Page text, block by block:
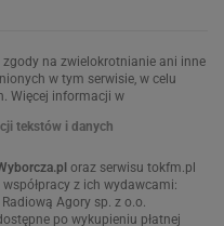
na zwielokrotnianie ani inne
w tym serwisie, w celu
Więcej informacji w
tekstów i danych
oraz serwisu tokfm.pl
z ich wydawcami:
Agory sp. z o.o.
po wykupieniu płatnej